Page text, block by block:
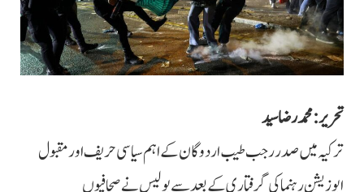
تحریر: محمد رضا سید
ترکیہ میں صدر رجب طیب اردوگان کے اہم سیاسی حریف اور مقبول
اپوزیشن رہنما کی گرفتاری کے بعد سے پولیس نے صحافیوں